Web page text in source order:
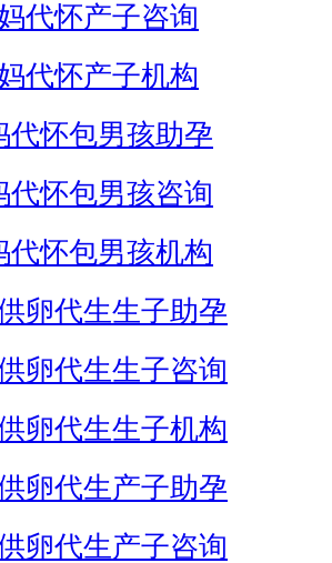
代怀产子咨询
代怀产子机构
代怀包男孩助孕
代怀包男孩咨询
代怀包男孩机构
卵代生生子助孕
卵代生生子咨询
卵代生生子机构
卵代生产子助孕
卵代生产子咨询